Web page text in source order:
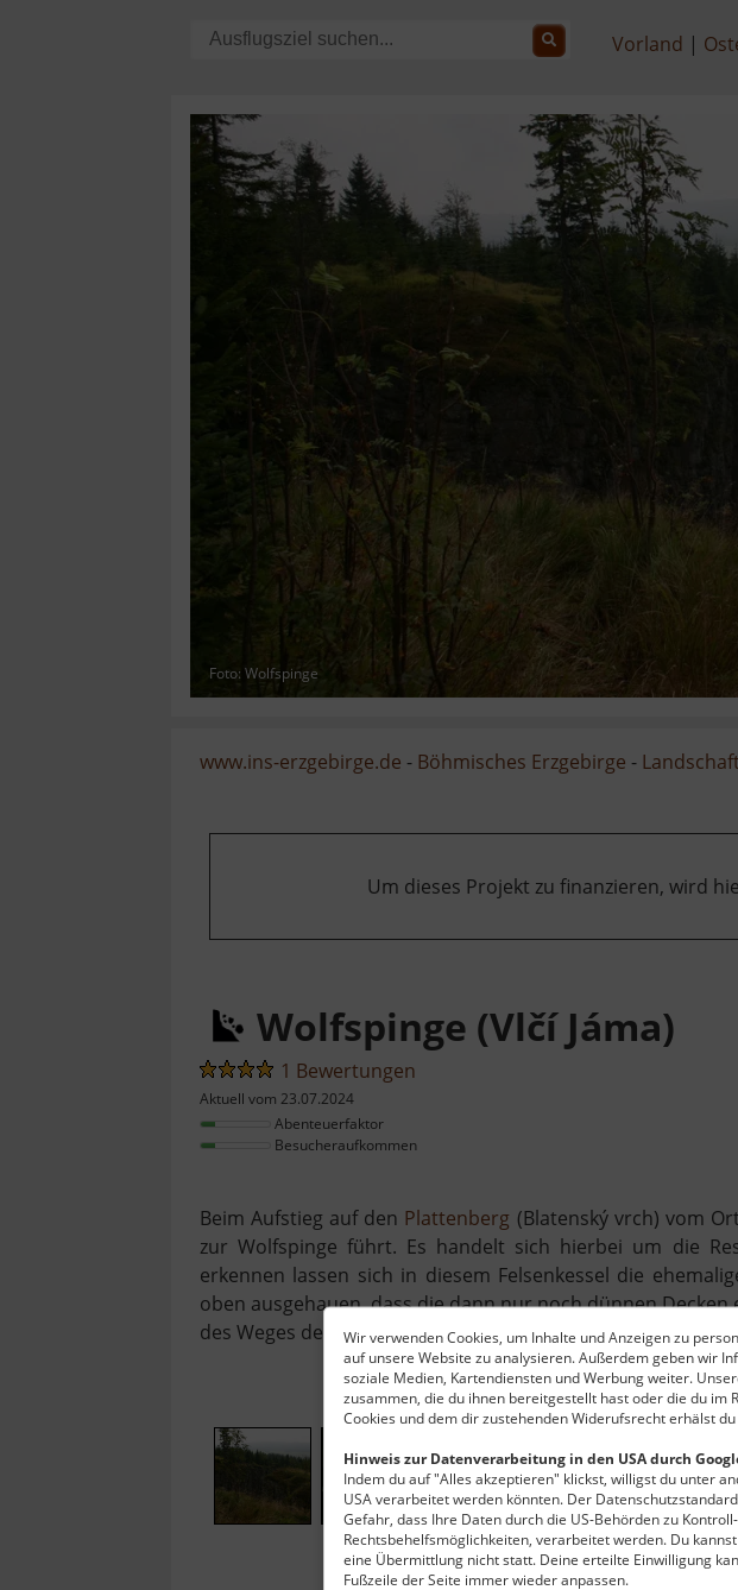
Wir verwenden Cookies, um Inhalte und Anzeigen zu
auf unsere Website zu analysieren. Außerdem geben wir
soziale Medien, Kartendiensten und Werbung weiter.
zusammen, die du ihnen bereitgestellt hast oder die du
Cookies und dem dir zustehenden Widerufsrecht erhälst
Hinweis zur Datenverarbeitung in den USA durch
Indem du auf "Alles akzeptieren" klickst, willigst du unter
USA verarbeitet werden könnten. Der
Gefahr, dass Ihre Daten durch die US-Behörden zu
Rechtsbehelfsmöglichkeiten, verarbeitet werden. Du
eine Übermittlung nicht statt. Deine erteilte Einwilligung
Fußzeile der Seite immer wieder anpassen.
Vorland
Foto: Wolfspinge
www.ins-erzgebirge.de - Böhmisches Erzgebirge -
Um dieses Projekt zu finanzieren, wird
Wolfspinge (Vlčí Jáma)
1 Bewertungen
Aktuell vom 23.07.2024
Abenteuerfaktor
Besucheraufkommen
Beim Aufstieg auf den Plattenberg (Blatenský vrch) vom
zur Wolfspinge führt. Es handelt sich hierbei um die
erkennen lassen sich in diesem Felsenkessel die
oben ausgehauen, dass die dann nur noch dünnen
des Weges der Aussichtsturm auf demPlattenberg-